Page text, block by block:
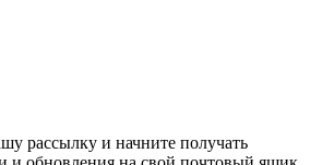
рассылку и начните получать